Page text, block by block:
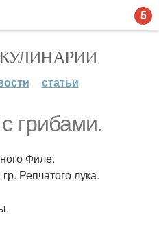
статьи
грибами.
Филе.
Репчатого лука.
5